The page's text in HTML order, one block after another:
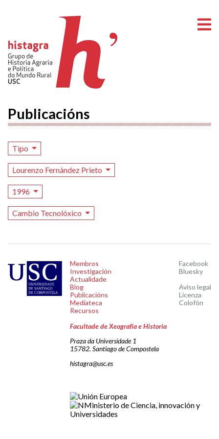
Publicacións
Tipo
Lourenzo Fernández Prieto
1996
Cambio Tecnolóxico
Membros
Investigación
Actualidade
Blog
Publicacións
Mediateca
Recursos
Facebook
Bluesky
Aviso legal
Licenza
Colofón
Facultade de Xeografía e Historia
Praza da Universidade 1
15782. Santiago de Compostela
histagra@usc.es